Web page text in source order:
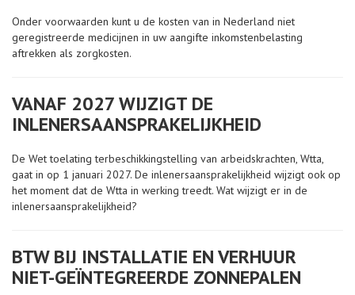
Onder voorwaarden kunt u de kosten van in Nederland niet
geregistreerde medicijnen in uw aangifte inkomstenbelasting
aftrekken als zorgkosten.
VANAF 2027 WIJZIGT DE
INLENERSAANSPRAKELIJKHEID
De Wet toelating terbeschikkingstelling van arbeidskrachten, Wtta,
gaat in op 1 januari 2027. De inlenersaansprakelijkheid wijzigt ook op
het moment dat de Wtta in werking treedt. Wat wijzigt er in de
inlenersaansprakelijkheid?
BTW BIJ INSTALLATIE EN VERHUUR
NIET-GEÏNTEGREERDE ZONNEPALEN